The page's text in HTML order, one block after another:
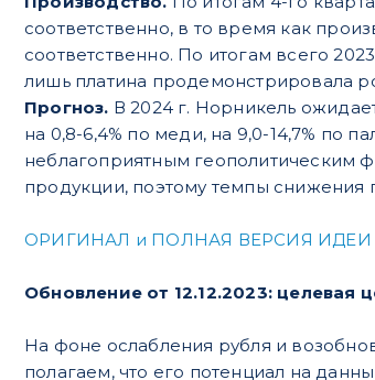
соответственно, в то время как
соответственно. По итогам всего
лишь платина продемонстрировала
Прогноз. В 2024 г. Норникель
на 0,8-6,4% по меди, на 9,0-14,7% по
неблагоприятным геополитическим
продукции, поэтому темпы снижения
ОРИГИНАЛ и ПОЛНАЯ ВЕРСИЯ ИДЕИ
Обновление от 12.12.2023: целевая
На фоне ослабления рубля и
полагаем, что его потенциал на